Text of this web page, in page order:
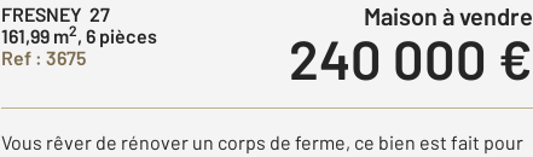
FRESNEY 27
161,99 m2, 6 pièces
Ref : 3675
Maison à vendre
240 000 €
Vous rêver de rénover un corps de ferme, ce bien est fait pour